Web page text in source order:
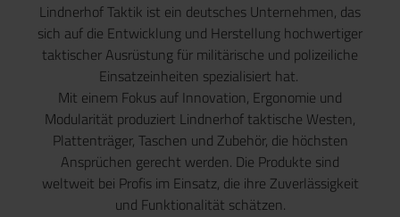
Lindnerhof Taktik ist ein deutsches Unternehmen, das
sich auf die Entwicklung und Herstellung hochwertiger
taktischer Ausrüstung für militärische und polizeiliche
Einsatzeinheiten spezialisiert hat.
Mit einem Fokus auf Innovation, Ergonomie und
Modularität produziert Lindnerhof taktische Westen,
Plattenträger, Taschen und Zubehör, die höchsten
Ansprüchen gerecht werden. Die Produkte sind
weltweit bei Profis im Einsatz, die ihre Zuverlässigkeit
und Funktionalität schätzen.